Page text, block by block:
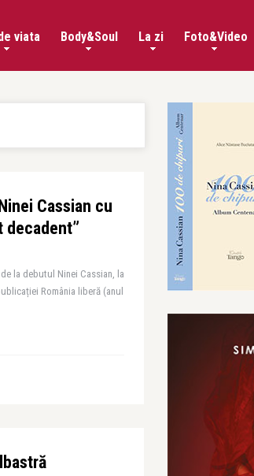
viata Body&Soul La zi Foto&Video
Cassian cu
decadent”
la debutul Ninei Cassian, la
România liberă (anul